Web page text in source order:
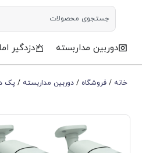
دوربین مداربسته دزدگیر
خانه / فروشگاه / دوربین مداربسته / پک